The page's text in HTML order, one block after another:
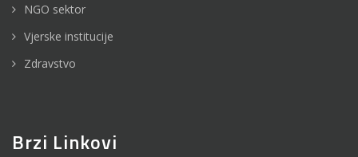
NGO sektor
Vjerske institucije
Zdravstvo
Brzi Linkovi